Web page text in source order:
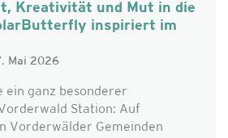
Kreativität und Mut in die
inspiriert im
Mai 2026
ein ganz besonderer
Station: Auf
Vorderwälder Gemeinden